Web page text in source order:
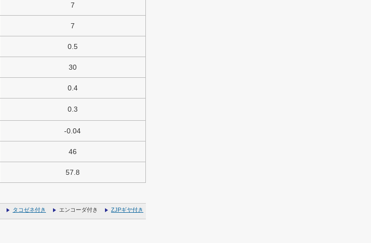
7
7
0.5
30
0.4
0.3
-0.04
46
57.8
タコゼネ付き エンコーダ付き ZJPギヤ付き